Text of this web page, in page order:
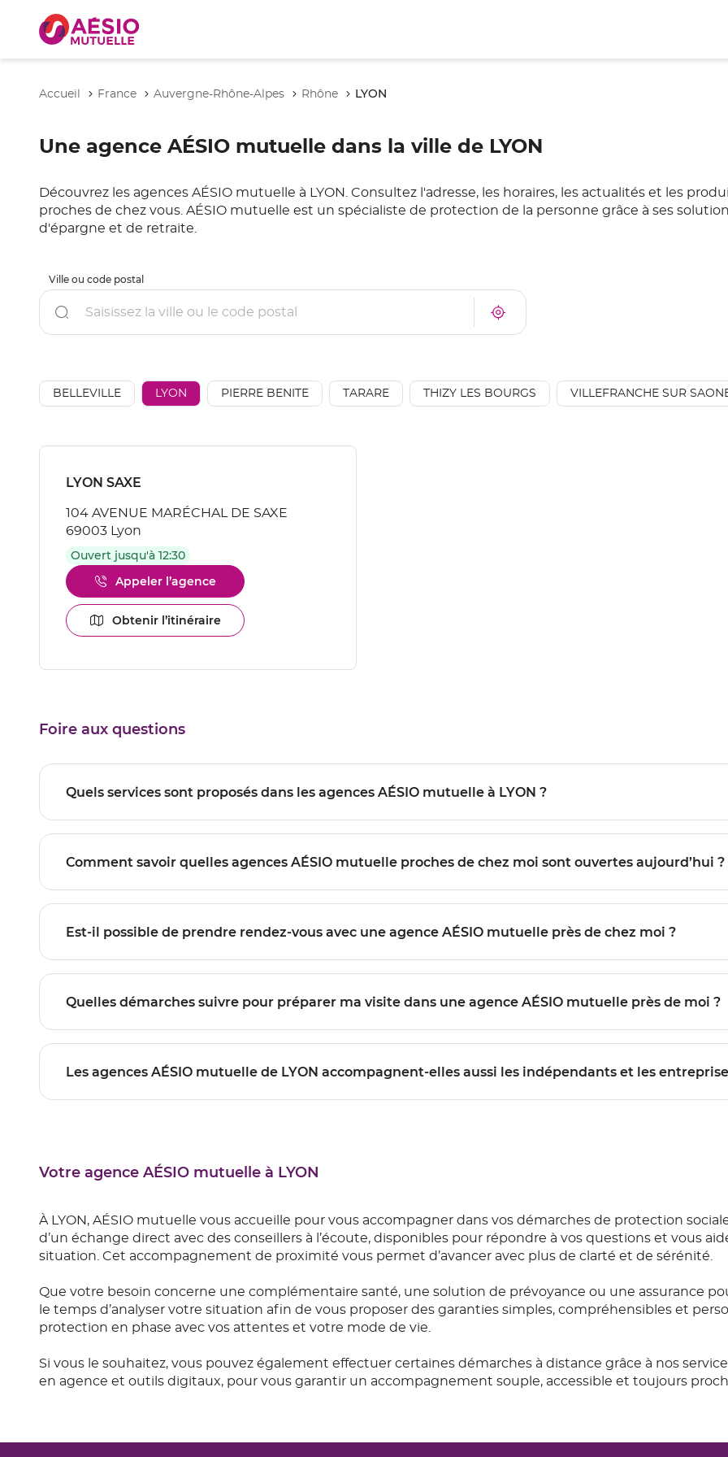
Accueil France Auvergne-Rhône-Alpes Rhône LYON
Une agence AÉSIO mutuelle dans la ville de LYON
Découvrez les agences AÉSIO mutuelle à LYON. Consultez l'adresse, les horaires, les actualités et les
proches de chez vous. AÉSIO mutuelle est un spécialiste de protection de la personne grâce à ses
d'épargne et de retraite.
À
proximité
Trouver
mutuelle
à
proximité
Ville ou code postal
Rechercher
un
AÉSIO
mutuelle
BELLEVILLE LYON PIERRE BENITE TARARE THIZY LES BOURGS VILLEFRANCHE SUR
ENTRÉE
pour
obtenir
amples
informations
[ECHAP
Point
vente
:
LYON SAXE
104 AVENUE MARÉCHAL DE SAXE
69003 Lyon
Ouvert jusqu'à 12:30
Appeler l’agence
Afficher
le
numéro
LYON
SAXE
Obtenir l’itinéraire
jusqu'au
vente
Foire aux questions
Quels services sont proposés dans les agences AÉSIO mutuelle à LYON ?
Comment savoir quelles agences AÉSIO mutuelle proches de chez moi sont ouvertes aujourd’hui ?
Est-il possible de prendre rendez-vous avec une agence AÉSIO mutuelle près de chez moi ?
Quelles démarches suivre pour préparer ma visite dans une agence AÉSIO mutuelle près de moi ?
Les agences AÉSIO mutuelle de LYON accompagnent-elles aussi les indépendants et les
Votre agence AÉSIO mutuelle à LYON
À LYON, AÉSIO mutuelle vous accueille pour vous accompagner dans vos démarches de protection
d’un échange direct avec des conseillers à l’écoute, disponibles pour répondre à vos questions et vous
situation. Cet accompagnement de proximité vous permet d’avancer avec plus de clarté et de sérénité.
Que votre besoin concerne une complémentaire santé, une solution de prévoyance ou une assurance
le temps d’analyser votre situation afin de vous proposer des garanties simples, compréhensibles et
protection en phase avec vos attentes et votre mode de vie.
Si vous le souhaitez, vous pouvez également effectuer certaines démarches à distance grâce à nos
en agence et outils digitaux, pour vous garantir un accompagnement souple, accessible et toujours